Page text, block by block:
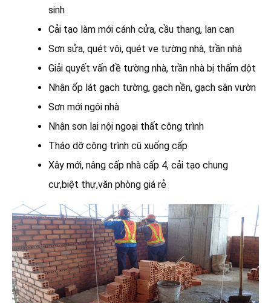
sinh
Cải tạo làm mới cánh cửa, cầu thang, lan can
Sơn sửa, quét vôi, quét ve tường nhà, trần nhà
Giải quyết vấn đề tường nhà, trần nhà bị thấm dột
Nhận ốp lát gạch tường, gạch nền, gạch sân vườn
Sơn mới ngôi nhà
Nhận sơn lại nội ngoại thất công trình
Tháo dỡ công trình cũ xuống cấp
Xây mới, nâng cấp nhà cấp 4, cải tạo chung
cư,biệt thự,văn phòng giá rẻ